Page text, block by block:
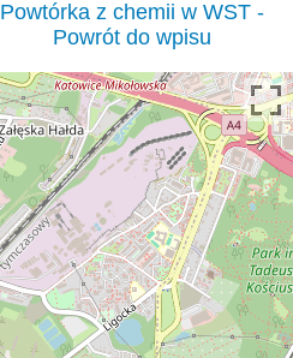
Powtórka z chemii w WST -
Powrót do wpisu